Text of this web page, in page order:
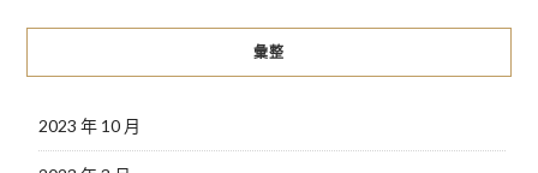
彙整
2023 年 10 月